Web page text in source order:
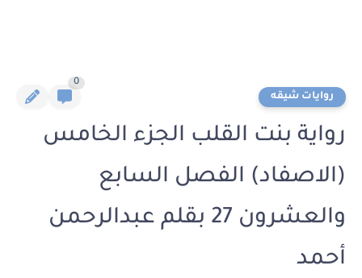
روايات شيقه
0
رواية بنت القلب الجزء الخامس
(الاصفاد) الفصل السابع
والعشرون 27 بقلم عبدالرحمن
أحمد